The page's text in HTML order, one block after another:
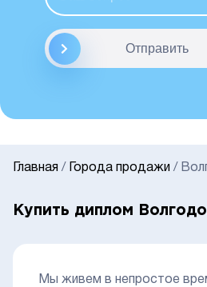
Отправить
Главная / Города продажи /
Купить диплом
Мы живем в непростое